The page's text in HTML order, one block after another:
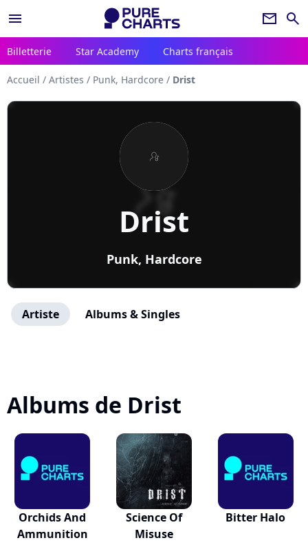
menu newsletter search
Billetterie Star Academy Charts français
Accueil / Artistes / Punk, Hardcore / Drist
Drist
Punk, Hardcore
Artiste Albums & Singles
Albums de Drist
Orchids And
Ammunition
Science Of
Misuse
Bitter Halo